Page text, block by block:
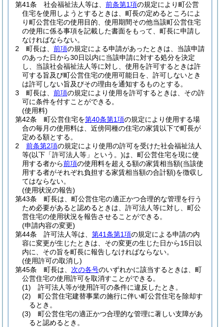
第41条
社会福祉法人等は、 前条第1項の規定により町公営
住宅を使用しようとするときは、町長の定めるところによ
り町公営住宅の使用目的、使用期間その他当該町公営住宅
の使用に係る事項を記載した書面をもって、町長に申請し
なければならない。
2
町長は、 前項の規定による申請があったときは、当該申請
のあった日から30日以内に当該申請に対する処分を決定
し、当該社会福祉法人等に対し、使用を許可するときは許
可する旨及び町公営住宅の使用可能日を、許可しないとき
は許可しない旨及びその理由を通知するものとする。
3
町長は、 前項の規定により使用を許可するときは、その許
可に条件を付すことができる。
(使用料)
第42条
町公営住宅を第40条第1項の規定により使用する場
合の毎月の使用料は、近傍同種の住宅の家賃以下で町長が
定める額とする。
2
前条第2項の規定により使用の許可を受けた社会福祉法人
等(以下「許可法人等」という。)は、町公営住宅を現に使
用する者から前項の使用料を超える額の家賃相当額(当該使
用する者がそれぞれ負担する家賃相当額の合計額)を徴収し
てはならない。
(使用状況の報告)
第43条
町長は、町公営住宅の適正かつ合理的な管理を行う
ため必要があると認めるときは、許可法人等に対し、町公
営住宅の使用状況を報告させることができる。
(申請内容の変更)
第44条
許可法人等は、 第41条第1項の規定による申請の内
容に変更が生じたときは、その変更の生じた日から15日以
内に、その旨を町長に報告しなければならない。
(使用許可の取消し)
第45条
町長は、 次の各号のいずれかに該当するときは、町
公営住宅の使用許可を取消すことができる。
(1)
許可法人等が使用許可の条件に違反したとき。
(2)
町公営住宅建替事業の施行に伴い町公営住宅を除却す
るとき。
(3)
町公営住宅の適正かつ合理的な管理に著しい支障があ
ると認めるとき。